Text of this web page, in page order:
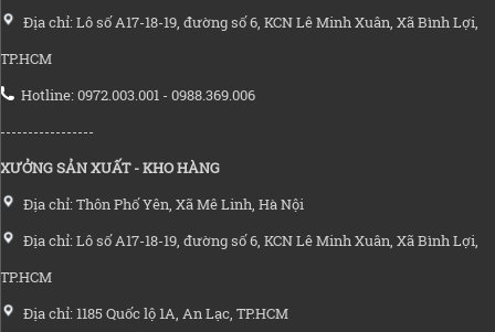
Địa chỉ: Lô số A17-18-19, đường số 6, KCN Lê Minh Xuân, Xã Bình Lợi,
TP.HCM
Hotline: 0972.003.001 - 0988.369.006
-----------------
XƯỞNG SẢN XUẤT - KHO HÀNG
Địa chỉ: Thôn Phố Yên, Xã Mê Linh, Hà Nội
Địa chỉ: Lô số A17-18-19, đường số 6, KCN Lê Minh Xuân, Xã Bình Lợi,
TP.HCM
Địa chỉ: 1185 Quốc lộ 1A, An Lạc, TP.HCM